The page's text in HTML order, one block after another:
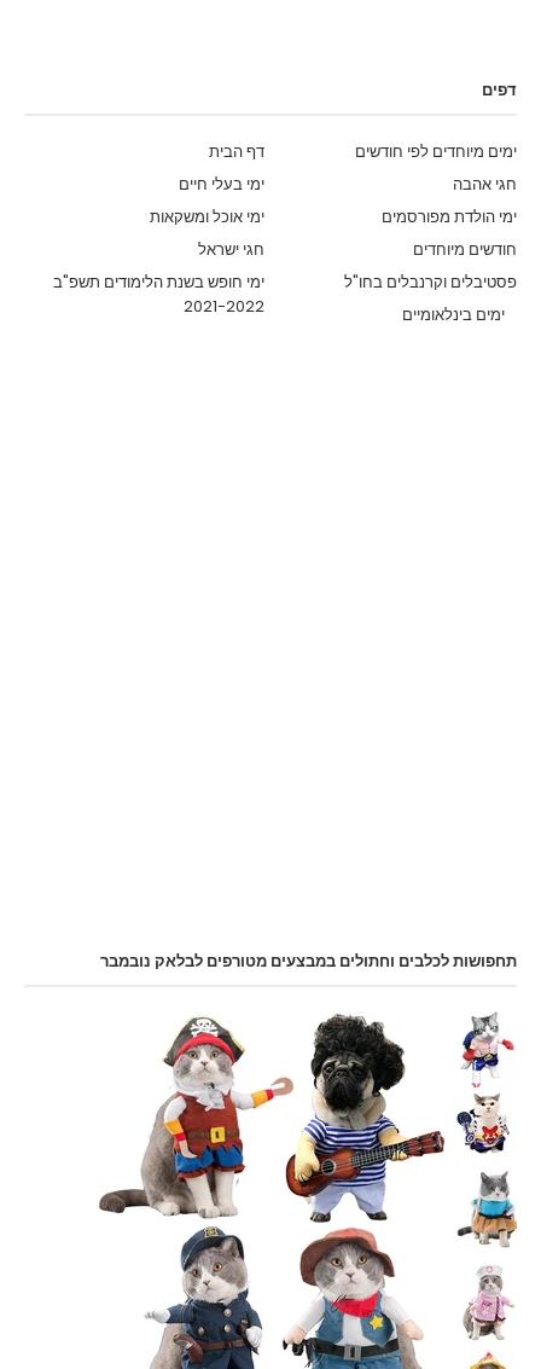
דפים
דף הבית
ימים מיוחדים לפי חודשים
ימי בעלי חיים
חגי אהבה
ימי אוכל ומשקאות
ימי הולדת מפורסמים
חגי ישראל
חודשים מיוחדים
ימי חופש בשנת הלימודים תשפ"ב
2021-2022
פסטיבלים וקרנבלים בחו"ל
ימים בינלאומיים
תחפושות לכלבים וחתולים במבצעים מטורפים לבלאק נובמבר